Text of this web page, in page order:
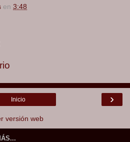
en 3:48
›
Inicio
versión web